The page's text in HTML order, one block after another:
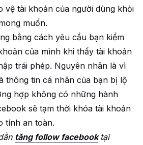
vệ tài khoản của người dùng khỏi
muốn.
bằng cách yêu cầu bạn kiểm
của mình khi thấy tài khoản
trái phép. Nguyên nhân là vì
thông tin cá nhân của bạn bị lộ
hợp không có những hành
sẽ tạm thời khóa tài khoản
tính an toàn.
tăng follow facebook tại